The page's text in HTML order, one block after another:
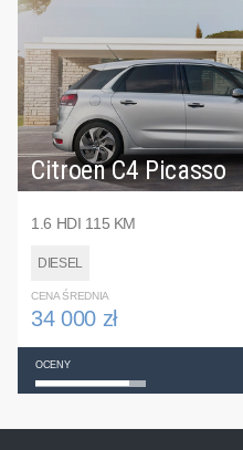
Citroen C4 Picasso
1.6 HDI 115 KM
DIESEL
CENA ŚREDNIA
34 000 zł
OCENY